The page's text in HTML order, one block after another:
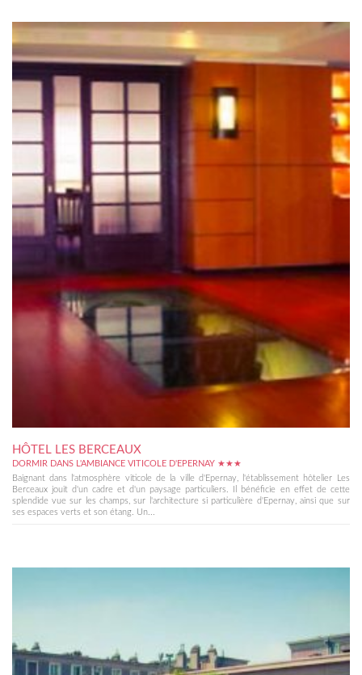
HÔTEL LES BERCEAUX
DORMIR DANS L'AMBIANCE VITICOLE D'EPERNAY ★★★
Baignant dans l'atmosphère viticole de la ville d'Epernay, l'établissement hôtelier Les
Berceaux jouit d'un cadre et d'un paysage particuliers. Il bénéficie en effet de cette
splendide vue sur les champs, sur l'architecture si particulière d'Epernay, ainsi que sur
ses espaces verts et son étang. Un...